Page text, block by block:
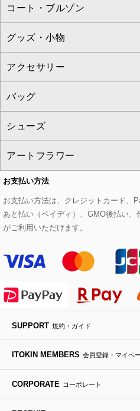
eur3
Maison de CINQ
MK MICHEL KLEIN BAG
HIROKO KOSHINO
カーディガン
アンサンブルセット
ベスト・ジレ
パーカー
タンクトップ・キャミソール
スウェット・ジャージー
その他のトップス
チュニック
ジャンパースカート
その他のワンピース・ドレス
クロップド・半端丈パンツ
ガウチョ・ワイドパンツ
ハーフ・ショート丈パンツ
サロペット・オールインワン
その他のパンツ
ロング・マキシ丈スカート
ひざ丈スカート
ミモレ丈スカート
ショート・ミニ丈スカート
その他のスカート
すべてのジャケット・スーツ
テーラードジャケット
ノーカラージャケット
セットアップ
セットアップジャケット
セットアップパンツ
セットアップスカート
セットアップワンピース
コート・ブルゾン
すべてのコート・ブルゾン
トレンチコート
ピーコート
ダッフルコート
チェスターコート
モッズコート
ステンカラーコート
ライダースジャケット
デニムジャケット
ダウンジャケット・コート
グッズ・小物
すべてのグッズ・小物
マスク
ストール・マフラー・スヌ
ベルト・サスペンダー
帽子
ヘアアクセサリー
ハンカチ・バンダナ
手袋
チャーム・ストラップ
アクセサリー
すべてのアクセサリー
ネックレス
ピアス・イヤリング
ブレスレット・バングル
ブローチ・コサージュ
バッグ
すべてのバッグ
トートバッグ
ショルダーバッグ
ボストンバッグ
バックパック・リュック
ボディバッグ・メッセンジ
トラベルバッグ
シューズ
すべてのシューズ
パンプス
スニーカー
フラットシューズ
ローファー
ドレスシューズ
アートフラワー
すべてのアートフラワー
ローズ
カサブランカ・カラー
ラナンキュラス
ポプリアレンジ＆フレグラ
お支払い方法
お支払い方法は、クレジットカード、
あと払い（ペイディ）、GMO後払い、
がご利用いただけます。
SUPPORT 規約・ガイド
ITOKIN MEMBERS 会員登録・マイペ
CORPORATE コーポレート